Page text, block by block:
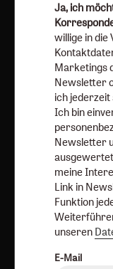
erfasst und
meine
Newsletter oder
Ja, ich
willige in die
Marketings
Newsletter
ich jederzeit
Ich bin
Newsletter
meine
Link in
Funktion
unseren
E-Mail